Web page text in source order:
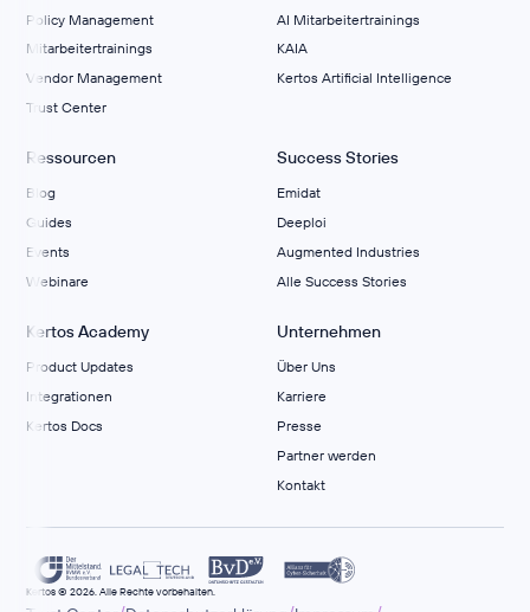
Policy Management
Mitarbeitertrainings
Vendor Management
Trust Center
AI Mitarbeitertrainings
KAIA
Kertos Artificial Intelligence
Ressourcen
Blog
Guides
Events
Webinare
Success Stories
Emidat
Deeploi
Augmented Industries
Alle Success Stories
Kertos Academy
Product Updates
Integrationen
Kertos Docs
Unternehmen
Über Uns
Karriere
Presse
Partner werden
Kontakt
Kertos © 2026. Alle Rechte vorbehalten.